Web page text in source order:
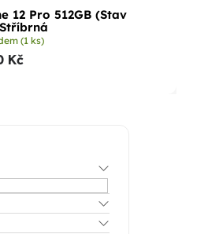
12 Pro 512GB (Stav
(1 ks)
Kč